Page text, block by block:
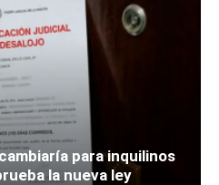
para inquilinos
la nueva ley